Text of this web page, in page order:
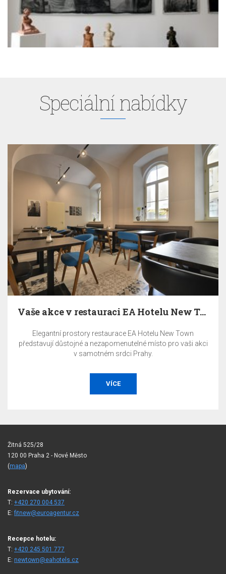
Speciální nabídky
Vaše akce v restauraci EA Hotelu New Town
Elegantní prostory restaurace EA Hotelu New Town
představují důstojné a nezapomenutelné místo pro vaši akci
v samotném srdci Prahy.
VÍCE
Žitná 525/28
120 00 Praha 2 - Nové Město
(mapa)
Rezervace ubytování:
T: +420 270 004 537
E:fitnew@euroagentur.cz
Recepce hotelu:
T: +420 245 501 777
E: newtown@eahotels.cz